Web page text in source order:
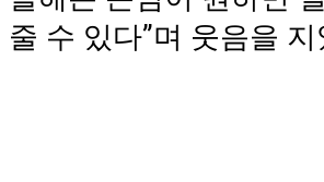
줄 수 있다”며 웃음을 지